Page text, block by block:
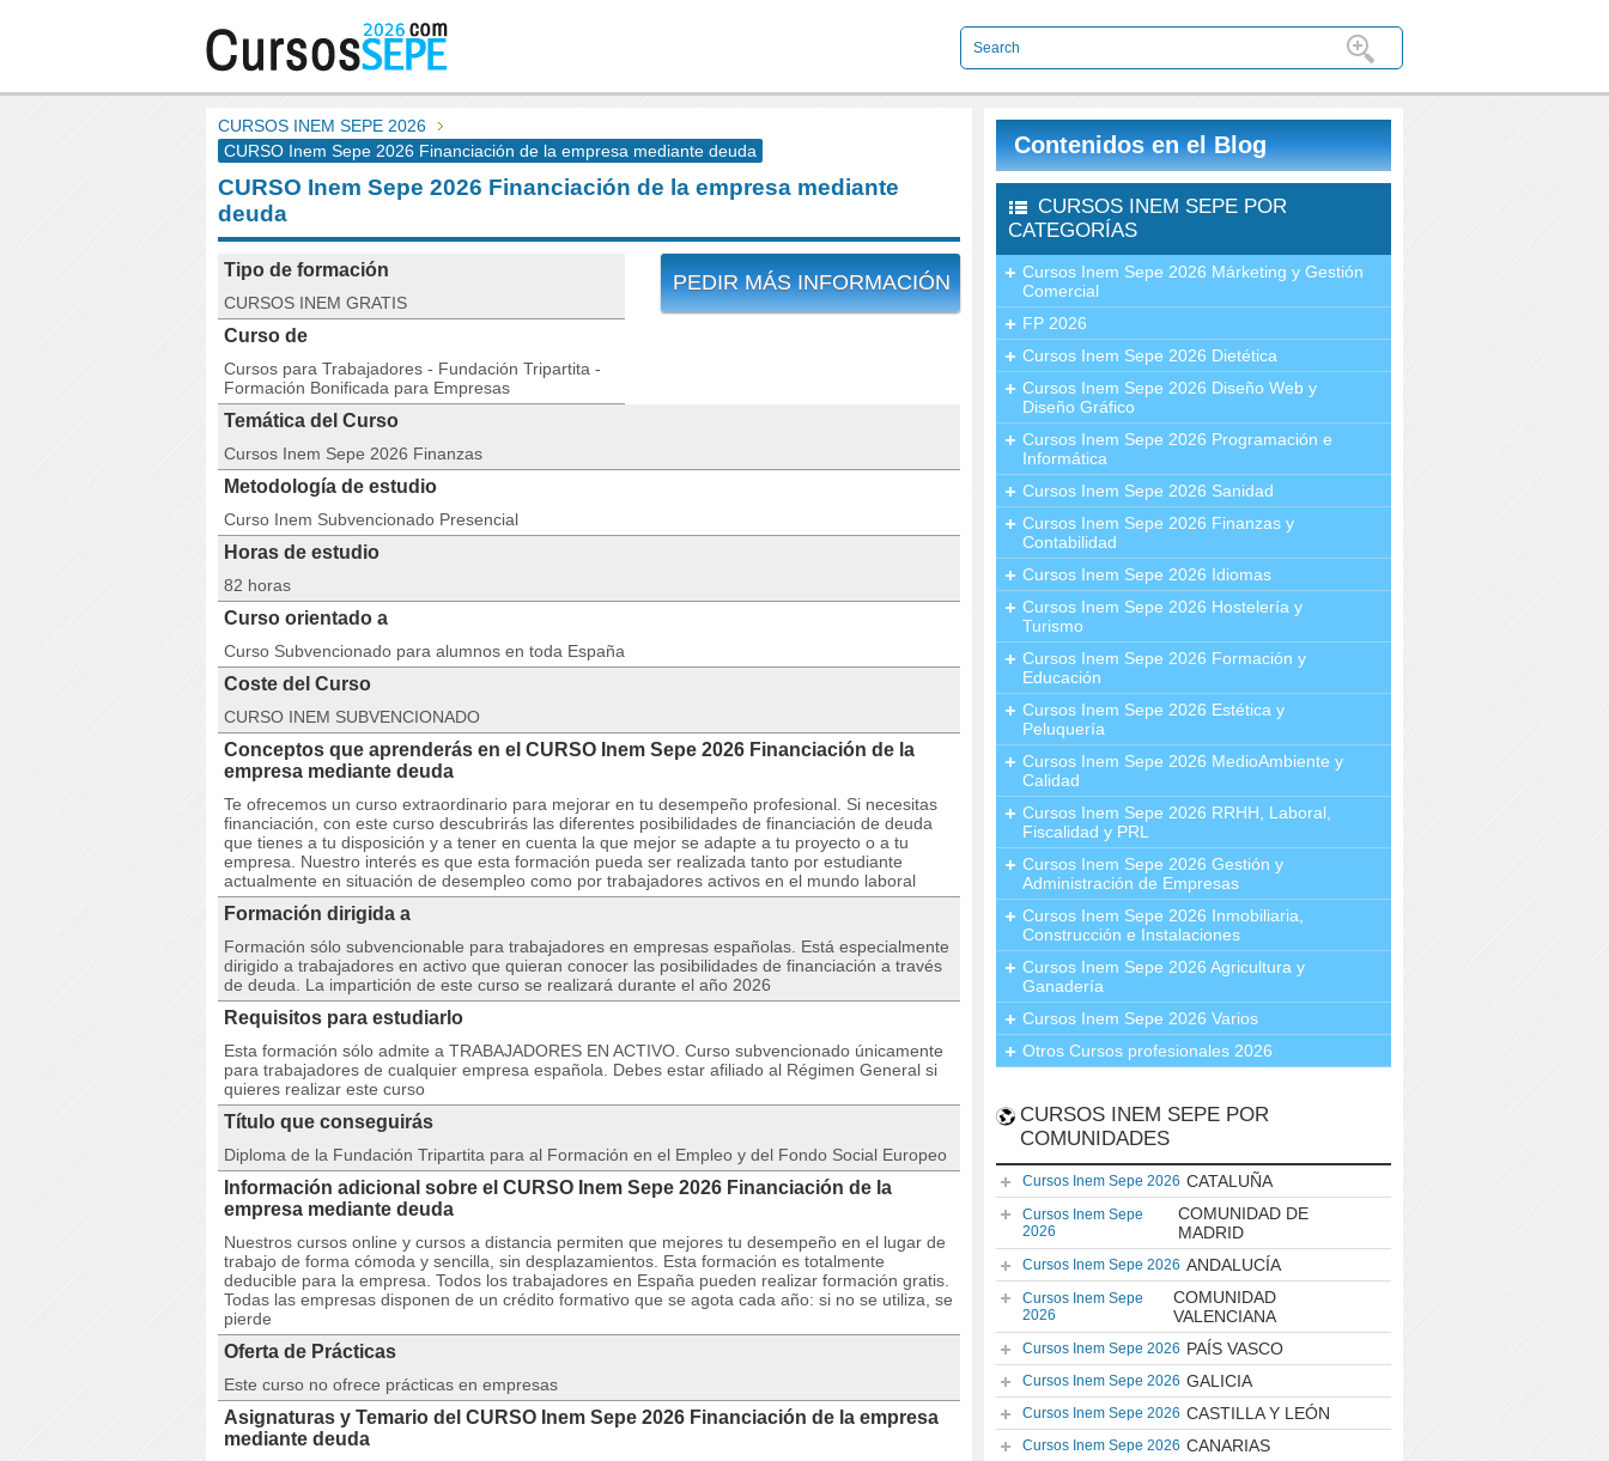
CURSOS INEM SEPE 2026
CURSO Inem Sepe 2026 Financiación de la empresa mediante deuda
CURSO Inem Sepe 2026 Financiación de la empresa mediante
deuda
PEDIR MÁS INFORMACIÓN
Tipo de formación
CURSOS INEM GRATIS
Curso de
Cursos para Trabajadores - Fundación Tripartita -
Formación Bonificada para Empresas
Temática del Curso
Cursos Inem Sepe 2026 Finanzas
Metodología de estudio
Curso Inem Subvencionado Presencial
Horas de estudio
82 horas
Curso orientado a
Curso Subvencionado para alumnos en toda España
Coste del Curso
CURSO INEM SUBVENCIONADO
Conceptos que aprenderás en el CURSO Inem Sepe 2026 Financiación de la
empresa mediante deuda
Te ofrecemos un curso extraordinario para mejorar en tu desempeño profesional. Si necesitas
financiación, con este curso descubrirás las diferentes posibilidades de financiación de deuda
que tienes a tu disposición y a tener en cuenta la que mejor se adapte a tu proyecto o a tu
empresa. Nuestro interés es que esta formación pueda ser realizada tanto por estudiante
actualmente en situación de desempleo como por trabajadores activos en el mundo laboral
Formación dirigida a
Formación sólo subvencionable para trabajadores en empresas españolas. Está especialmente
dirigido a trabajadores en activo que quieran conocer las posibilidades de financiación a través
de deuda. La impartición de este curso se realizará durante el año 2026
Requisitos para estudiarlo
Esta formación sólo admite a TRABAJADORES EN ACTIVO. Curso subvencionado únicamente
para trabajadores de cualquier empresa española. Debes estar afiliado al Régimen General si
quieres realizar este curso
Título que conseguirás
Diploma de la Fundación Tripartita para al Formación en el Empleo y del Fondo Social Europeo
Información adicional sobre el CURSO Inem Sepe 2026 Financiación de la
empresa mediante deuda
Nuestros cursos online y cursos a distancia permiten que mejores tu desempeño en el lugar de
trabajo de forma cómoda y sencilla, sin desplazamientos. Esta formación es totalmente
deducible para la empresa. Todos los trabajadores en España pueden realizar formación gratis.
Todas las empresas disponen de un crédito formativo que se agota cada año: si no se utiliza, se
pierde
Oferta de Prácticas
Este curso no ofrece prácticas en empresas
Asignaturas y Temario del CURSO Inem Sepe 2026 Financiación de la empresa
mediante deuda
Contenidos en el Blog
CURSOS INEM SEPE POR
CATEGORÍAS
Cursos Inem Sepe 2026 Márketing y Gestión
Comercial
FP 2026
Cursos Inem Sepe 2026 Dietética
Cursos Inem Sepe 2026 Diseño Web y
Diseño Gráfico
Cursos Inem Sepe 2026 Programación e
Informática
Cursos Inem Sepe 2026 Sanidad
Cursos Inem Sepe 2026 Finanzas y
Contabilidad
Cursos Inem Sepe 2026 Idiomas
Cursos Inem Sepe 2026 Hostelería y
Turismo
Cursos Inem Sepe 2026 Formación y
Educación
Cursos Inem Sepe 2026 Estética y
Peluquería
Cursos Inem Sepe 2026 MedioAmbiente y
Calidad
Cursos Inem Sepe 2026 RRHH, Laboral,
Fiscalidad y PRL
Cursos Inem Sepe 2026 Gestión y
Administración de Empresas
Cursos Inem Sepe 2026 Inmobiliaria,
Construcción e Instalaciones
Cursos Inem Sepe 2026 Agricultura y
Ganadería
Cursos Inem Sepe 2026 Varios
Otros Cursos profesionales 2026
CURSOS INEM SEPE POR
COMUNIDADES
Cursos Inem Sepe 2026 CATALUÑA
Cursos Inem Sepe
2026
COMUNIDAD DE
MADRID
Cursos Inem Sepe 2026 ANDALUCÍA
Cursos Inem Sepe
2026
COMUNIDAD
VALENCIANA
Cursos Inem Sepe 2026 PAÍS VASCO
Cursos Inem Sepe 2026 GALICIA
Cursos Inem Sepe 2026 CASTILLA Y LEÓN
Cursos Inem Sepe 2026 CANARIAS